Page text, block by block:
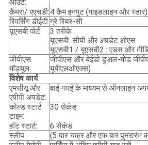
आउट:
कैमरा/ एएचडी:4 कैम इनपुट (गाइडलाइन और रडार)
रिवर्सिंग डीईटी ग्रे रियर-सी
यूएसबी पोर्ट
3 तरीके
यूएसबी: सीपी और अपडेट ओएस
यूएसबी1 / यूएसबी2 : एडस और
जीपीएस
मॉड्यूल
जीपीएस और बेईडो डुअल-मोड
यूबीएलओएक्स)
विशेष कार्य
एमसीयू और
एपीपी अपडेट:
वाई-फाई के माध्यम से ऑनलाइन
कोल्ड स्टार्ट
टाइम:
30 सेकंड
हॉट स्टार्ट:
6 सेकंड
स्लीप:
(5 बार चक्र और एक बार पुनरारंभ